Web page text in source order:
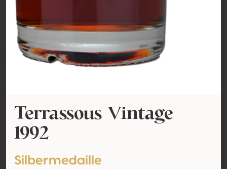
Terrassous Vintage
1992
Silbermedaille